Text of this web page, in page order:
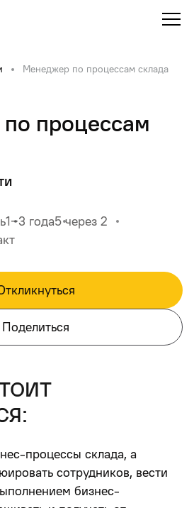
Менеджер по процессам склада
процессам
1‒3 года5 через 2
Поделиться
процессы склада, а
сотрудников, вести
бизнес-